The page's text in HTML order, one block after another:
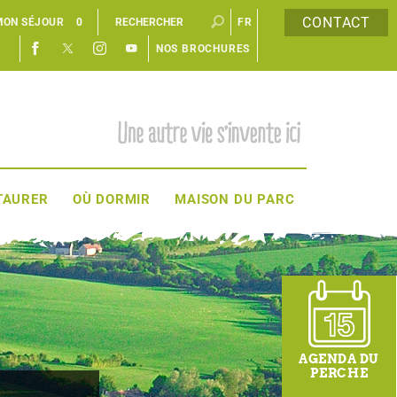
CONTACT
EN
FR
SÉJOUR 0
NOS BROCHURES
OÙ DORMIR MAISON DU PARC
AGENDA DU
PERCHE